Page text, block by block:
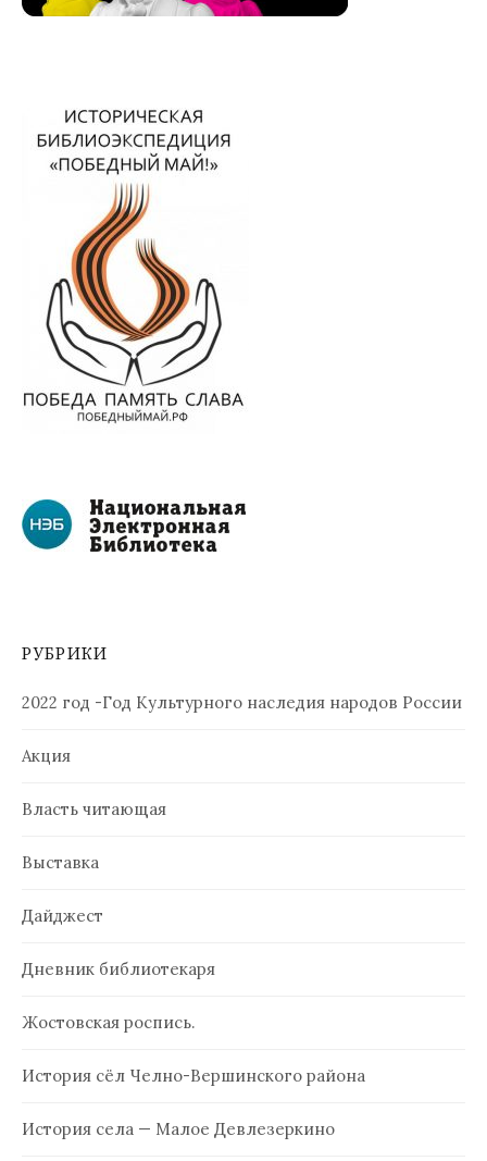
РУБРИКИ
2022 год -Год Культурного наследия народов России
Акция
Власть читающая
Выставка
Дайджест
Дневник библиотекаря
Жостовская роспись.
История сёл Челно-Вершинского района
История села — Малое Девлезеркино